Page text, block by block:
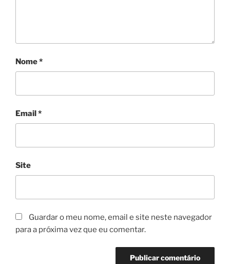
Nome*
Email*
Site
Guardar o meu nome, email e site neste navegador
para a próxima vez que eu comentar.